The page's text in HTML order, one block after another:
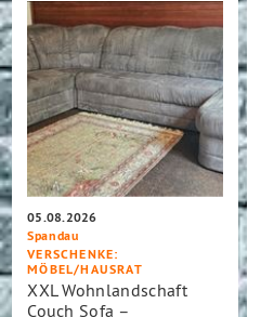
05.08.2026
Spandau
VERSCHENKE:
MÖBEL/HAUSRAT
XXL Wohnlandschaft
Couch Sofa –